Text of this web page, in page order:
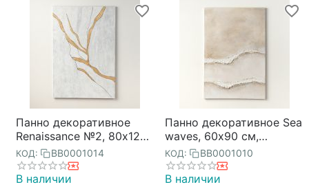
Панно декоративное
Renaissance №2, 80х120
см, Bergenson Bjorn
КОД: BB0001014
В наличии
Панно декоративное Sea
waves, 60х90 см,
Bergenson Bjorn
КОД: BB0001010
В наличии